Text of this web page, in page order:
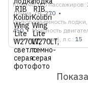
Количество пассажиров
Длина, см 270
Грузоподъемность лодки,
450
Мощность
(максимальная), л.с. 15